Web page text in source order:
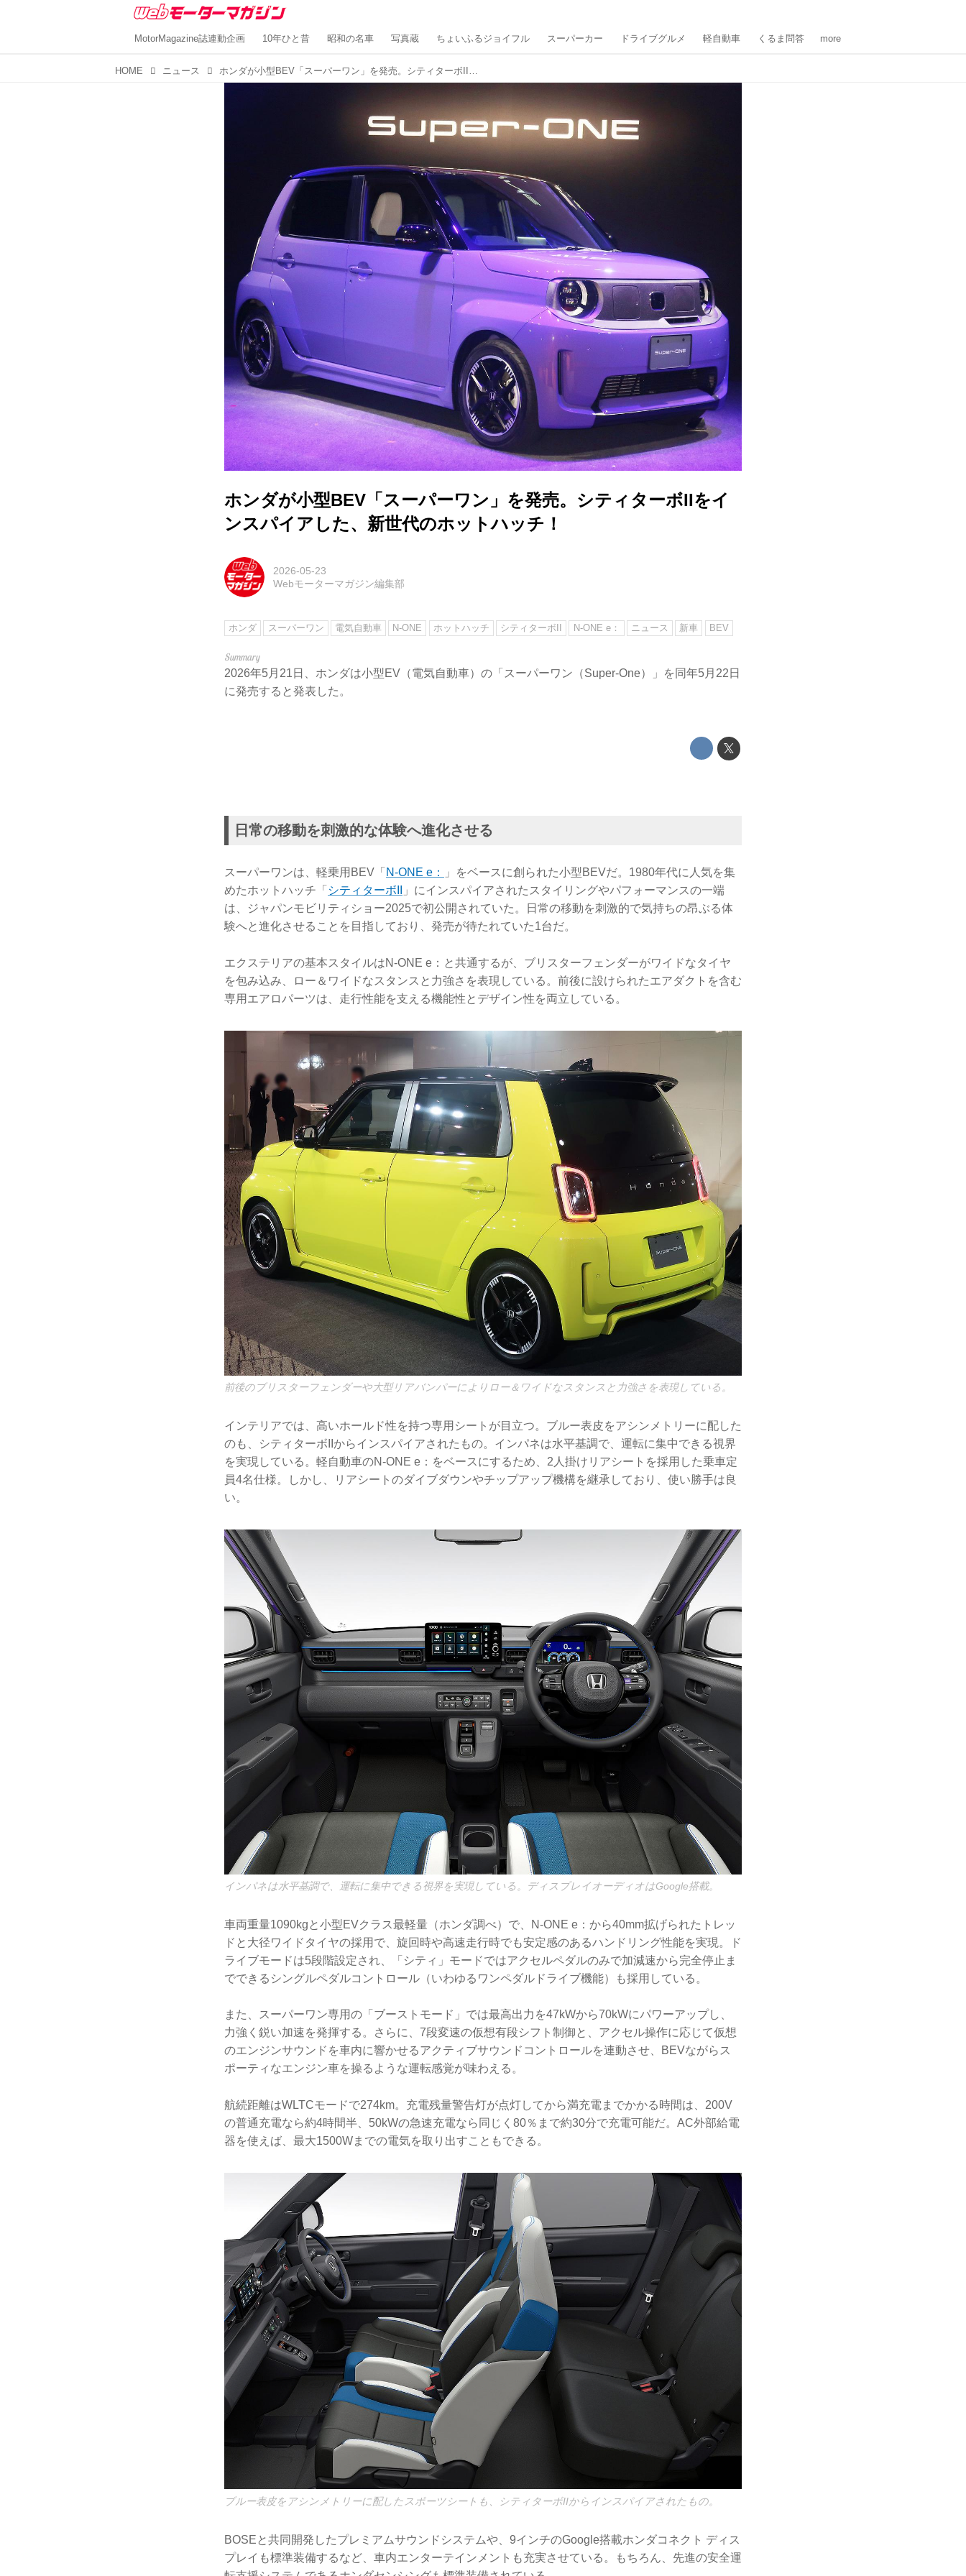
MotorMagazine誌連動企画 10年ひと昔 昭和の名車 写真蔵 ちょいふるジョイフル スーパーカー ドライブグルメ 軽自動車 くるま問答 more
HOME ニュース ホンダが小型BEV「スーパーワン」を発売。シティターボIIをインスパイアした、新世代のホットハッチ！
ホンダが小型BEV「スーパーワン」を発売。シティターボIIをイ
ンスパイアした、新世代のホットハッチ！
2026-05-23
Webモーターマガジン編集部
ホンダ スーパーワン 電気自動車 N-ONE ホットハッチ シティターボII N-ONE e： ニュース 新車 BEV
2026年5月21日、ホンダは小型EV（電気自動車）の「スーパーワン（Super-One）」を同年5月22日
に発売すると発表した。
日常の移動を刺激的な体験へ進化させる
スーパーワンは、軽乗用BEV「 N-ONE e：
」をベースに創られた小型BEVだ。1980年代に人気を集
めたホットハッチ「 シティターボII
」にインスパイアされたスタイリングやパフォーマンスの一端
は、ジャパンモビリティショー2025で初公開されていた。日常の移動を刺激的で気持ちの昂ぶる体
験へと進化させることを目指しており、発売が待たれていた1台だ。
エクステリアの基本スタイルはN-ONE e：と共通するが、ブリスターフェンダーがワイドなタイヤ
を包み込み、ロー＆ワイドなスタンスと力強さを表現している。前後に設けられたエアダクトを含む
専用エアロパーツは、走行性能を支える機能性とデザイン性を両立している。
前後のブリスターフェンダーや大型リアバンパーによりロー＆ワイドなスタンスと力強さを表現している。
インテリアでは、高いホールド性を持つ専用シートが目立つ。ブルー表皮をアシンメトリーに配した
のも、シティターボIIからインスパイアされたもの。インパネは水平基調で、運転に集中できる視界
を実現している。軽自動車のN-ONE e：をベースにするため、2人掛けリアシートを採用した乗車定
員4名仕様。しかし、リアシートのダイブダウンやチップアップ機構を継承しており、使い勝手は良
い。
インパネは水平基調で、運転に集中できる視界を実現している。ディスプレイオーディオはGoogle搭載。
車両重量1090kgと小型EVクラス最軽量（ホンダ調べ）で、N-ONE e：から40mm拡げられたトレッ
ドと大径ワイドタイヤの採用で、旋回時や高速走行時でも安定感のあるハンドリング性能を実現。ド
ライブモードは5段階設定され、「シティ」モードではアクセルペダルのみで加減速から完全停止ま
でできるシングルペダルコントロール（いわゆるワンペダルドライブ機能）も採用している。
また、スーパーワン専用の「ブーストモード」では最高出力を47kWから70kWにパワーアップし、
力強く鋭い加速を発揮する。さらに、7段変速の仮想有段シフト制御と、アクセル操作に応じて仮想
のエンジンサウンドを車内に響かせるアクティブサウンドコントロールを連動させ、BEVながらス
ポーティなエンジン車を操るような運転感覚が味わえる。
航続距離はWLTCモードで274km。充電残量警告灯が点灯してから満充電までかかる時間は、200V
の普通充電なら約4時間半、50kWの急速充電なら同じく80％まで約30分で充電可能だ。AC外部給電
器を使えば、最大1500Wまでの電気を取り出すこともできる。
ブルー表皮をアシンメトリーに配したスポーツシートも、シティターボIIからインスパイアされたもの。
BOSEと共同開発したプレミアムサウンドシステムや、9インチのGoogle搭載ホンダコネクト ディス
プレイも標準装備するなど、車内エンターテインメントも充実させている。もちろん、先進の安全運